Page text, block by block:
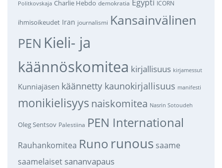
Politkovskaja Charlie Hebdo demokratia Egypti ICORN
ihmisoikeudet Iran journalismi Kansainvälinen
PEN Kieli- ja
käännöskomitea kirjallisuus kirjamessut
Kunniajäsen käännetty kaunokirjallisuus manifesti
monikielisyys naiskomitea Nasrin Sotoudeh
Oleg Sentsov Palestiina PEN International
Rauhankomitea Runo runous saame
saamelaiset sananvapaus